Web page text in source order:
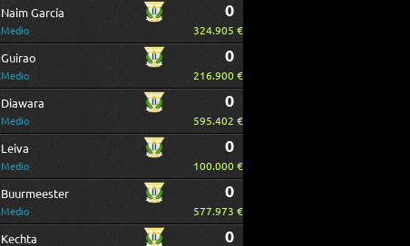
Naim García
Medio
0
324.905 €
Guirao
Medio
0
216.900 €
Diawara
Medio
0
595.402 €
Leiva
Medio
0
100.000 €
Buurmeester
Medio
0
577.973 €
Kechta 0